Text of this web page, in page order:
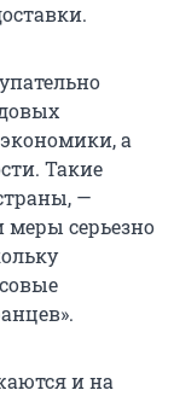
а
Такие
—
серьезно
и на